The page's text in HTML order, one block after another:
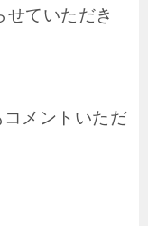
せていただき
メントいただ